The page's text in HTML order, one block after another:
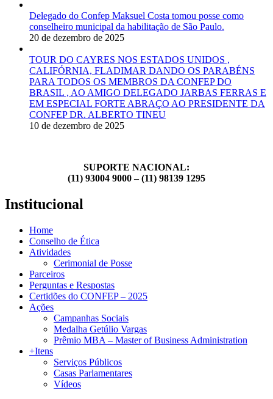
Delegado do Confep Maksuel Costa tomou posse como
conselheiro municipal da habilitação de São Paulo.
20 de dezembro de 2025
TOUR DO CAYRES NOS ESTADOS UNIDOS ,
CALIFÓRNIA, FLADIMAR DANDO OS PARABÉNS
PARA TODOS OS MEMBROS DA CONFEP DO
BRASIL , AO AMIGO DELEGADO JARBAS FERRAS E
EM ESPECIAL FORTE ABRAÇO AO PRESIDENTE DA
CONFEP DR. ALBERTO TINEU
10 de dezembro de 2025
SUPORTE NACIONAL:
(11) 93004 9000 – (11) 98139 1295
Institucional
Home
Conselho de Ética
Atividades
Cerimonial de Posse
Parceiros
Perguntas e Respostas
Certidões do CONFEP – 2025
Ações
Campanhas Sociais
Medalha Getúlio Vargas
Prêmio MBA – Master of Business Administration
+Itens
Serviços Públicos
Casas Parlamentares
Vídeos